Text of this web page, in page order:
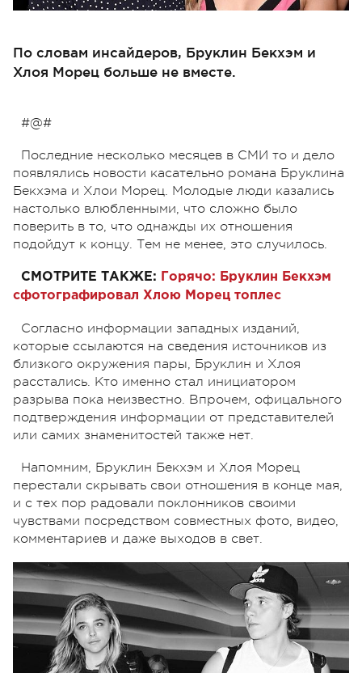
По словам инсайдеров, Бруклин Бекхэм и
Хлоя Морец больше не вместе.
#@#
Последние несколько месяцев в СМИ то и дело
появлялись новости касательно романа Бруклина
Бекхэма и Хлои Морец. Молодые люди казались
настолько влюбленными, что сложно было
поверить в то, что однажды их отношения
подойдут к концу. Тем не менее, это случилось.
СМОТРИТЕ ТАКЖЕ:
Горячо: Бруклин Бекхэм
сфотографировал Хлою Морец топлес
Согласно информации западных изданий,
которые ссылаются на сведения источников из
близкого окружения пары, Бруклин и Хлоя
расстались. Кто именно стал инициатором
разрыва пока неизвестно. Впрочем, офицального
подтверждения информации от представителей
или самих знаменитостей также нет.
Напомним, Бруклин Бекхэм и Хлоя Морец
перестали скрывать свои отношения в конце мая,
и с тех пор радовали поклонников своими
чувствами посредством совместных фото, видео,
комментариев и даже выходов в свет.